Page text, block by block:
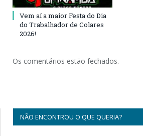
Vem aí a maior Festa do Dia
do Trabalhador de Colares
2026!
Os comentários estão fechados.
NÃO ENCONTROU O QUE QUERIA?